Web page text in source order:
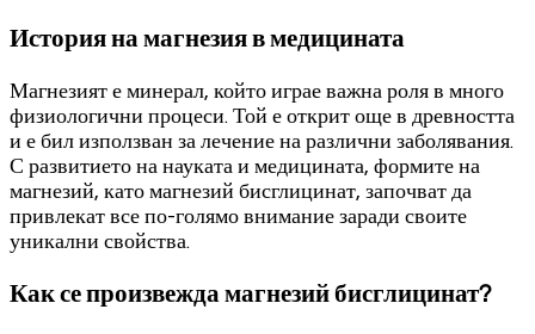
История на магнезия в медицината
Магнезият е минерал, който играе важна роля в много
физиологични процеси. Той е открит още в древността
и е бил използван за лечение на различни заболявания.
С развитието на науката и медицината, формите на
магнезий, като магнезий бисглицинат, започват да
привлекат все по-голямо внимание заради своите
уникални свойства.
Как се произвежда магнезий бисглицинат?